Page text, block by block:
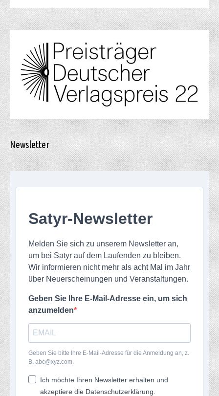
Newsletter
Satyr-Newsletter
Melden Sie sich zu unserem Newsletter an,
um bei Satyr auf dem Laufenden zu bleiben.
Wir informieren nicht mehr als acht Mal im Jahr
über Neuerscheinungen und Veranstaltungen.
Geben Sie Ihre E-Mail-Adresse ein, um sich
anzumelden
Geben Sie bitte Ihre E-Mail-Adresse für die Anmeldung an, z.
B. abc@xyz.com.
Ich möchte Ihren Newsletter erhalten und
akzeptiere die Datenschutzerklärung.